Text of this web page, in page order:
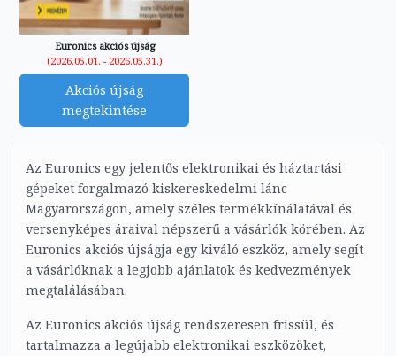
Euronics akciós újság
(2026.05.01. - 2026.05.31.)
Akciós újság
megtekintése
Az Euronics egy jelentős elektronikai és háztartási
gépeket forgalmazó kiskereskedelmi lánc
Magyarországon, amely széles termékkínálatával és
versenyképes áraival népszerű a vásárlók körében. Az
Euronics akciós újságja egy kiváló eszköz, amely segít
a vásárlóknak a legjobb ajánlatok és kedvezmények
megtalálásában.
Az Euronics akciós újság rendszeresen frissül, és
tartalmazza a legújabb elektronikai eszközöket,